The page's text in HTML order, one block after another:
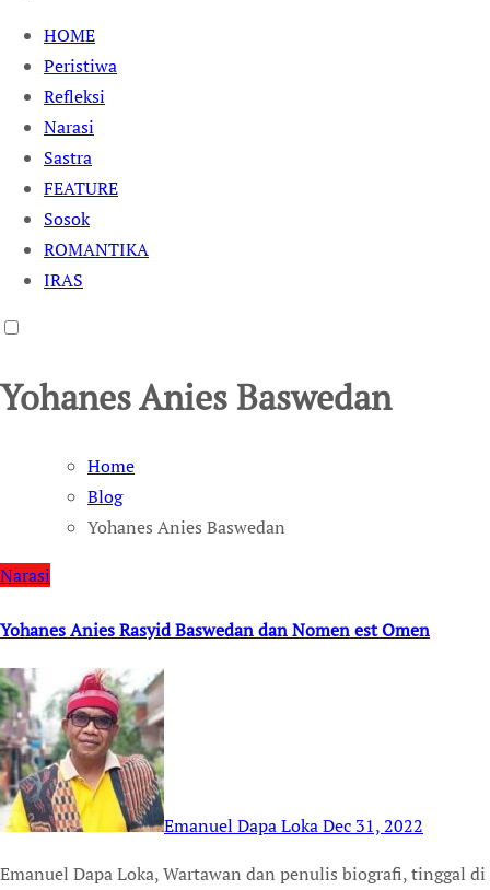
HOME
Peristiwa
Refleksi
Narasi
Sastra
FEATURE
Sosok
ROMANTIKA
IRAS
Yohanes Anies Baswedan
Home
Blog
Yohanes Anies Baswedan
Narasi
Yohanes Anies Rasyid Baswedan dan Nomen est Omen
Emanuel Dapa LokaDec 31, 2022
Emanuel Dapa Loka, Wartawan dan penulis biografi, tinggal di Bekasi Adalah ajaran universal bahwa manusia